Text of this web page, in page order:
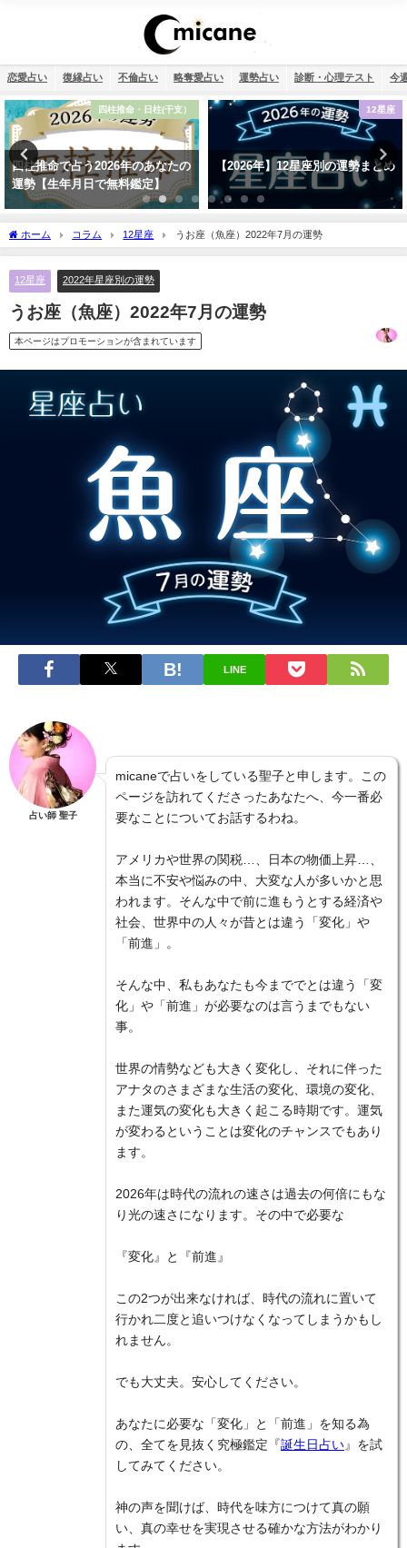
恋愛占い 復縁占い 不倫占い 略奪愛占い 運勢占い 診断・心理テスト 今
12星座
【2026年】12星座別の運勢まとめ
復縁
タロット占い・元彼の今の私に対
する気持ちは？どう思ってる？
ホーム コラム 12星座 うお座（魚座）2022年7月の運勢
12星座 2022年星座別の運勢
うお座（魚座）2022年7月の運勢
本ページはプロモーションが含まれています
LINE
占い師 聖子
micaneで占いをしている聖子と申します。この
ページを訪れてくださったあなたへ、今一番必
要なことについてお話するわね。
アメリカや世界の関税…、日本の物価上昇…、
本当に不安や悩みの中、大変な人が多いかと思
われます。そんな中で前に進もうとする経済や
社会、世界中の人々が昔とは違う「変化」や
「前進」。
そんな中、私もあなたも今まででとは違う「変
化」や「前進」が必要なのは言うまでもない
事。
世界の情勢なども大きく変化し、それに伴った
アナタのさまざまな生活の変化、環境の変化、
また運気の変化も大きく起こる時期です。運気
が変わるということは変化のチャンスでもあり
ます。
2026年は時代の流れの速さは過去の何倍にもな
り光の速さになります。その中で必要な
『変化』と『前進』
この2つが出来なければ、時代の流れに置いて
行かれ二度と追いつけなくなってしまうかもし
れません。
でも大丈夫。安心してください。
あなたに必要な「変化」と「前進」を知る為
の、全てを見抜く究極鑑定『誕生日占い 』を試
してみてください。
神の声を聞けば、時代を味方につけて真の願
い、真の幸せを実現させる確かな方法がわかり